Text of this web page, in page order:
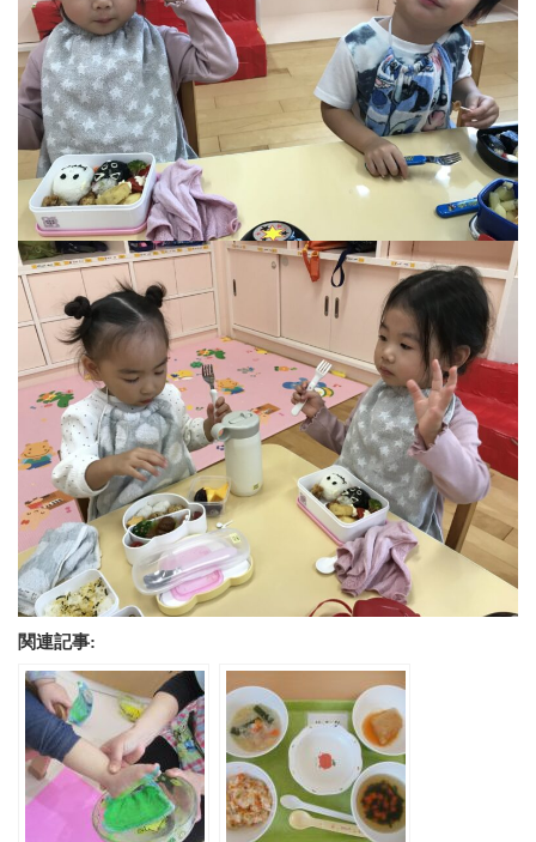
関連記事: